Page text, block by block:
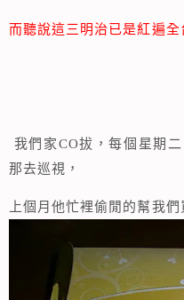
而聽說這三明治已是紅遍全
我們家CO拔，每個星期
那去巡視，
上個月他忙裡偷閒的幫我